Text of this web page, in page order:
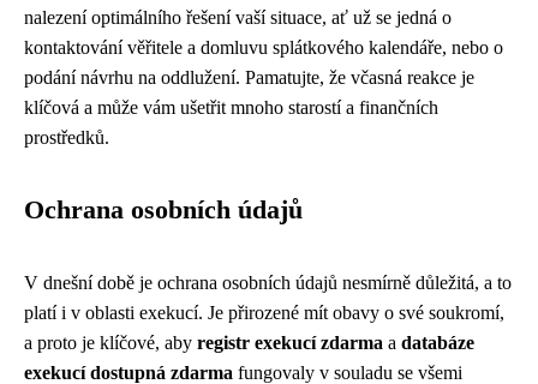
nalezení optimálního řešení vaší situace, ať už se jedná o
kontaktování věřitele a domluvu splátkového kalendáře, nebo o
podání návrhu na oddlužení. Pamatujte, že včasná reakce je
klíčová a může vám ušetřit mnoho starostí a finančních
prostředků.
Ochrana osobních údajů
V dnešní době je ochrana osobních údajů nesmírně důležitá, a to
platí i v oblasti exekucí. Je přirozené mít obavy o své soukromí,
a proto je klíčové, aby registr exekucí zdarma a databáze
exekucí dostupná zdarma fungovaly v souladu se všemi